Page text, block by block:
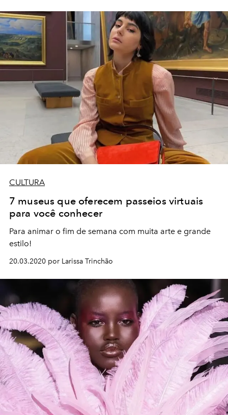
CULTURA
7 museus que oferecem passeios virtuais
para você conhecer
Para animar o fim de semana com muita arte e grande
estilo!
20.03.2020 por Larissa Trinchão